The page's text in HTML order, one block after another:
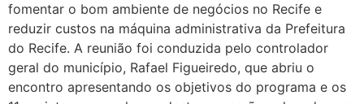
fomentar o bom ambiente de negócios no Recife e
reduzir custos na máquina administrativa da Prefeitura
do Recife. A reunião foi conduzida pelo controlador
geral do município, Rafael Figueiredo, que abriu o
encontro apresentando os objetivos do programa e os